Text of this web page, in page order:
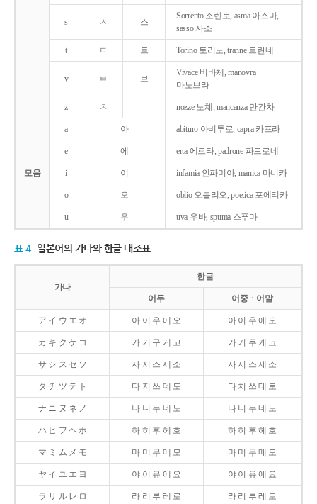
s ㅅ 스
Sorrento 소렌토, asma 아스마,
sasso 사소
t ㅌ 트 Torino 토리노, tranne 트란네
v ㅂ 브
Vivace 비바체, manovra
마노브라
z ㅊ ― nozze 노체, mancanza 만칸차
모음
a 아 abituro 아비투로, capra 카프라
e 에 erta 에르타, padrone 파드로네
i 이 infamia 인파미아, manica 마니카
o 오 oblio 오블리오, poetica 포에티카
u 우 uva 우바, spuma 스푸마
표 4 일본어의 가나와 한글 대조표
가나
한글
어두 어중ㆍ어말
ア イ ウ エ オ 아 이 우 에 오 아 이 우 에 오
カ キ ク ケ コ 가 기 구 게 고 카 키 쿠 케 코
サ シ ス セ ソ 사 시 스 세 소 사 시 스 세 소
タ チ ツ テ ト 다 지 쓰 데 도 타 치 쓰 테 토
ナ ニ ヌ ネ ノ 나 니 누 네 노 나 니 누 네 노
ハ ヒ フ ヘ ホ 하 히 후 헤 호 하 히 후 헤 호
マ ミ ム メ モ 마 미 무 메 모 마 미 무 메 모
ヤ イ ユ エ ヨ 야 이 유 에 요 야 이 유 에 요
ラ リ ル レ ロ 라 리 루 레 로 라 리 루 레 로